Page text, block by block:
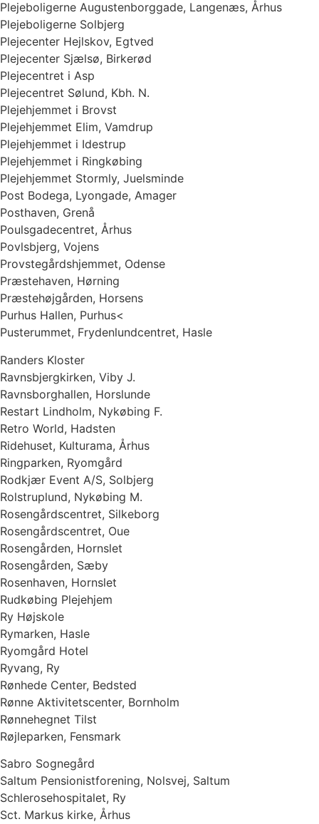
Plejeboligerne Augustenborggade, Langenæs, Århus
Plejeboligerne Solbjerg
Plejecenter Hejlskov, Egtved
Plejecenter Sjælsø, Birkerød
Plejecentret i Asp
Plejecentret Sølund, Kbh. N.
Plejehjemmet i Brovst
Plejehjemmet Elim, Vamdrup
Plejehjemmet i Idestrup
Plejehjemmet i Ringkøbing
Plejehjemmet Stormly, Juelsminde
Post Bodega, Lyongade, Amager
Posthaven, Grenå
Poulsgadecentret, Århus
Povlsbjerg, Vojens
Provstegårdshjemmet, Odense
Præstehaven, Hørning
Præstehøjgården, Horsens
Purhus Hallen, Purhus<
Pusterummet, Frydenlundcentret, Hasle
Randers Kloster
Ravnsbjergkirken, Viby J.
Ravnsborghallen, Horslunde
Restart Lindholm, Nykøbing F.
Retro World, Hadsten
Ridehuset, Kulturama, Århus
Ringparken, Ryomgård
Rodkjær Event A/S, Solbjerg
Rolstruplund, Nykøbing M.
Rosengårdscentret, Silkeborg
Rosengårdscentret, Oue
Rosengården, Hornslet
Rosengården, Sæby
Rosenhaven, Hornslet
Rudkøbing Plejehjem
Ry Højskole
Rymarken, Hasle
Ryomgård Hotel
Ryvang, Ry
Rønhede Center, Bedsted
Rønne Aktivitetscenter, Bornholm
Rønnehegnet Tilst
Røjleparken, Fensmark
Sabro Sognegård
Saltum Pensionistforening, Nolsvej, Saltum
Schlerosehospitalet, Ry
Sct. Markus kirke, Århus